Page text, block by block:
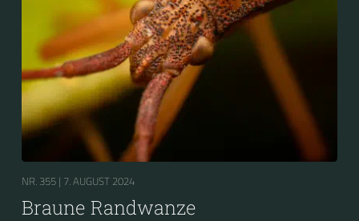
NR. 355 | 7. AUGUST 2024
Braune Randwanze